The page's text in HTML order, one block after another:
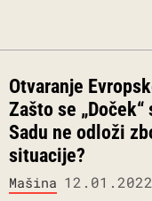
Otvaranje
Zašto se
Sadu ne odloži
situacije?
Mašina